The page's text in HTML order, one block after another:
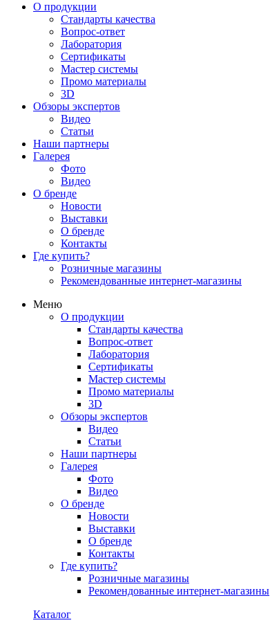
О продукции
Стандарты качества
Вопрос-ответ
Лаборатория
Сертификаты
Мастер системы
Промо материалы
3D
Обзоры экспертов
Видео
Статьи
Наши партнеры
Галерея
Фото
Видео
О бренде
Новости
Выставки
О бренде
Контакты
Где купить?
Розничные магазины
Рекомендованные интернет-магазины
Меню
О продукции
Стандарты качества
Вопрос-ответ
Лаборатория
Сертификаты
Мастер системы
Промо материалы
3D
Обзоры экспертов
Видео
Статьи
Наши партнеры
Галерея
Фото
Видео
О бренде
Новости
Выставки
О бренде
Контакты
Где купить?
Розничные магазины
Рекомендованные интернет-магазины
Каталог